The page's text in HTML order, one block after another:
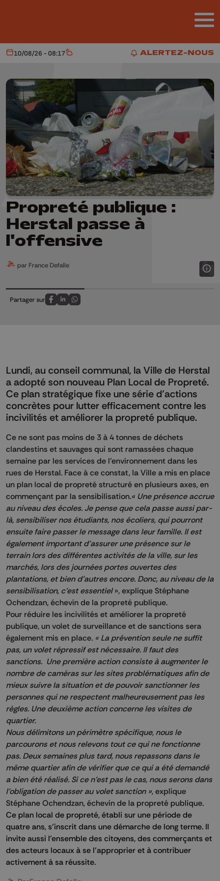
ALERTEZ-NOUS
ALERTEZ-NOUS
Aujourd'hui
10/08/26 - 08:17 Météo
Propreté publique :
Herstal passe à
l'offensive
par France Defalle
Partager sur
Partagez sur FaceBook
Partagez sur LinkedIn
Partagez sur Whatsapp
Lundi, au conseil communal, la Ville de Herstal
a adopté son nouveau Plan Local de Propreté.
Ce plan stratégique fixe une série d’actions
concrètes pour lutter efficacement contre les
incivilités et améliorer la propreté publique.
Ce ne sont pas moins de 3 à 4 tonnes de déchets
clandestins et sauvages qui sont ramassées chaque
semaine par les services de l’environnement dans les
rues de Herstal. Face à ce constat, la Ville a mis en place
un plan local de propreté structuré en plusieurs axes, en
commençant par la sensibilisation.« Une présence accrue
au niveau des écoles. Je pense que cela passe aussi par-
là, sensibiliser nos étudiants, nos écoliers, qui pourront
ensuite faire passer le message dans leur famille. Il est
également important d’assurer une présence sur le
terrain lors des différentes activités de la ville, sur les
marchés, lors des journées portes ouvertes des
plantations, et bien d’autres encore. Donc, au niveau de la
sensibilisation, c’est essentiel», explique Stéphane
Ochendzan, échevin de la propreté publique.
Pour réduire les incivilités et améliorer la propreté
publique, un volet de surveillance et de sanctions sera
également mis en place. « La prévention seule ne suffit
pas, un volet répressif est nécessaire. Il faut des
sanctions. Une première action consiste à augmenter le
nombre de caméras sur les sites problématiques afin de
mieux suivre la situation et de pouvoir sanctionner les
personnes qui ne respectent malheureusement pas les
règles. Une deuxième action concerne les visites de
quartier.
Nous délimitons un périmètre spécifique, nous le
parcourons et nous relevons tout ce qui ne fonctionne
pas. Deux semaines plus tard, nous repassons dans le
même quartier afin de vérifier que ce qui a été demandé
a bien été réalisé. Si ce n’est pas le cas, nous serons dans
l’obligation de passer au volet sanction », explique
Stéphane Ochendzan, échevin de la propreté publique.
Ce plan local de propreté, établi sur une période de
quatre ans, s'inscrit dans une démarche de long terme. Il
invite aussi l'ensemble des citoyens, des commerçants et
des acteurs locaux à se l'approprier et à contribuer
activement à sa réussite.